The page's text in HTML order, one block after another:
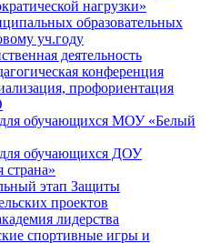
нагрузки»
образовательных
уч.году
деятельность
конференция
профориентация
обучающихся МОУ «Белый
обучающихся ДОУ
страна»
этап Защиты
проектов
лидерства
спортивные игры и